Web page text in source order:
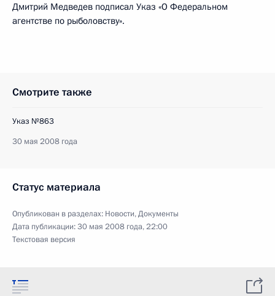
Дмитрий Медведев подписал Указ «О Федеральном
агентстве по рыболовству».
Смотрите также
Указ №863
30 мая 2008 года
Статус материала
Опубликован в разделах: Новости,Документы
Дата публикации:30 мая 2008 года, 22:00
Текстовая версия